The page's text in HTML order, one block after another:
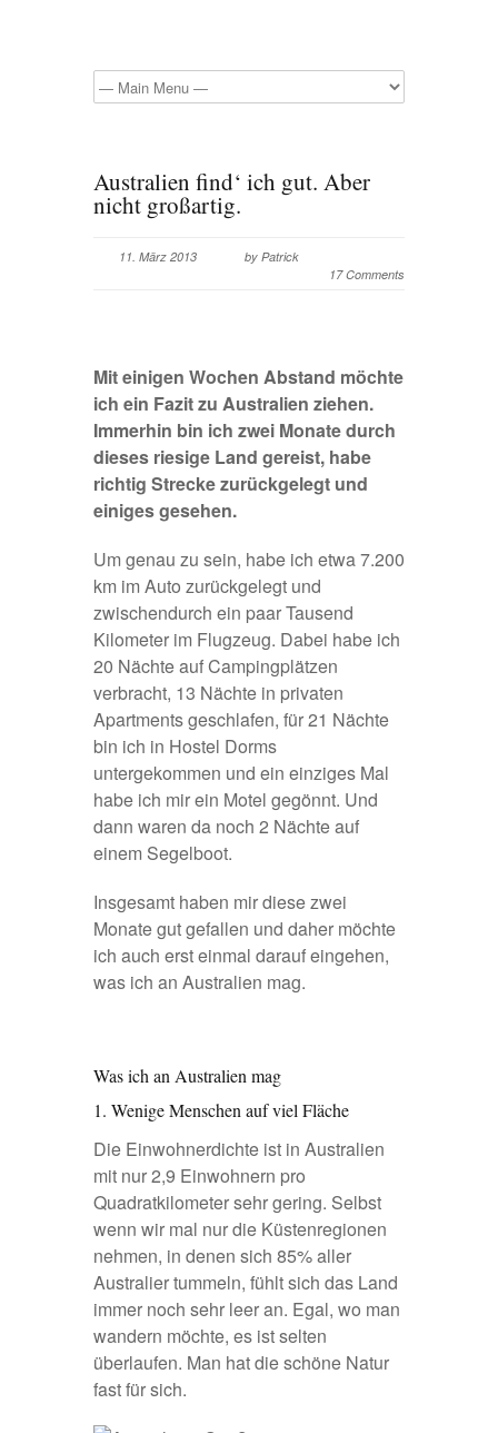
Australien find‘ ich gut. Aber
nicht großartig.
11. März 2013
by Patrick
17 Comments
Mit einigen Wochen Abstand möchte
ich ein Fazit zu Australien ziehen.
Immerhin bin ich zwei Monate durch
dieses riesige Land gereist, habe
richtig Strecke zurückgelegt und
einiges gesehen.
Um genau zu sein, habe ich etwa 7.200
km im Auto zurückgelegt und
zwischendurch ein paar Tausend
Kilometer im Flugzeug. Dabei habe ich
20 Nächte auf Campingplätzen
verbracht, 13 Nächte in privaten
Apartments geschlafen, für 21 Nächte
bin ich in Hostel Dorms
untergekommen und ein einziges Mal
habe ich mir ein Motel gegönnt. Und
dann waren da noch 2 Nächte auf
einem Segelboot.
Insgesamt haben mir diese zwei
Monate gut gefallen und daher möchte
ich auch erst einmal darauf eingehen,
was ich an Australien mag.
Was ich an Australien mag
1. Wenige Menschen auf viel Fläche
Die Einwohnerdichte ist in Australien
mit nur2,9 Einwohnern pro
Quadratkilometersehr gering. Selbst
wenn wir mal nur die Küstenregionen
nehmen, in denen sich 85% aller
Australier tummeln, fühlt sich das Land
immer noch sehr leer an. Egal, wo man
wandern möchte, es ist selten
überlaufen. Man hat die schöne Natur
fast für sich.